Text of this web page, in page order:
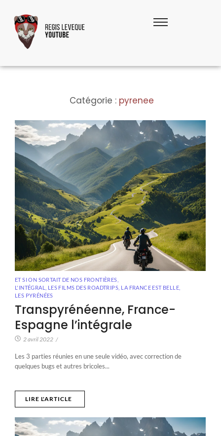
Catégorie : pyrenee
ET SI ON SORTAIT DE NOS FRONTIÈRES
L'INTÉGRAL, LES FILMS DES ROADTRIPS LA FRANCE EST BELLE
LES PYRÉNÉES
Transpyrénéenne, France-
Espagne l’intégrale
2 avril 2022 /
Les 3 parties réunies en une seule vidéo, avec correction de
quelques bugs et autres bricoles...
LIRE L'ARTICLE